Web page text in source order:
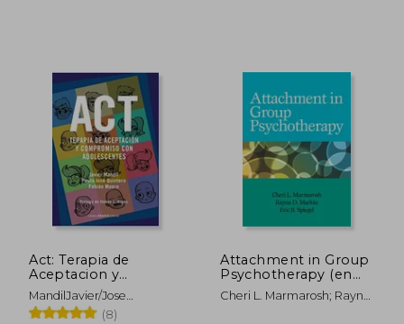
45%
dcto. $ 28.30
45%
dcto.
Act: Terapia de
Aceptacion y
Compromiso con
Adolescentes
MandilJavier/Jose
QuinteroPaula
(8)
Attachment in Group
Psychotherapy (en
Inglés)
Cheri L. Marmarosh; Rayna